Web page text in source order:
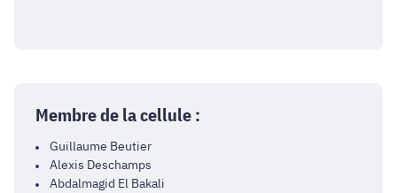
Membre de la cellule :
Guillaume Beutier
Alexis Deschamps
Abdalmagid El Bakali